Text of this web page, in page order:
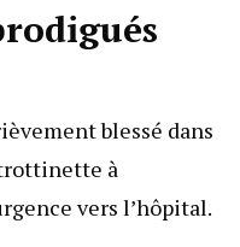
blessé dans
à
vers l’hôpital.